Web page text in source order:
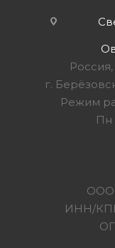
г.
Режим
Пн
ООО
ИНН/